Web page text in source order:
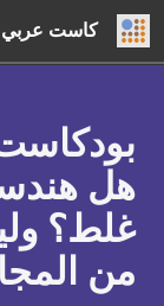
كاست عربي
هل
غلط؟
من